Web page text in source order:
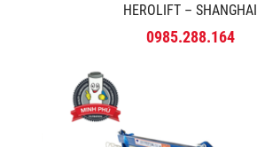
HEROLIFT – SHANGHAI
0985.288.164